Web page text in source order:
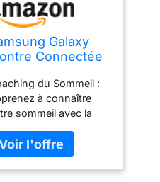
Galaxy
Connectée
Suivi de
Suivi Sportif,
44mm,
Exclusivité
Version FR
du Sommeil :
à connaître
sommeil avec la
Son traqueur
vous donne un
détaillé de vos